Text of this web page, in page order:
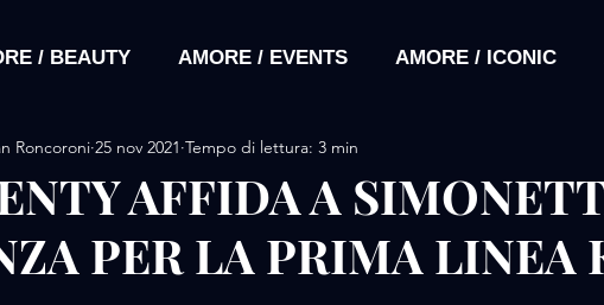
/ BEAUTY AMORE / EVENTS AMORE / ICONIC
AMORE / DESIGN AMORE / MOTORS / SPORT
AMORE/ MOVIE AMORE / PERFUME AMORE /
AFFIDA A
PER LA PRIMA LINEA
Roncoroni 25 nov 2021 Tempo di lettura: 3 min
NaN stelle su 5.